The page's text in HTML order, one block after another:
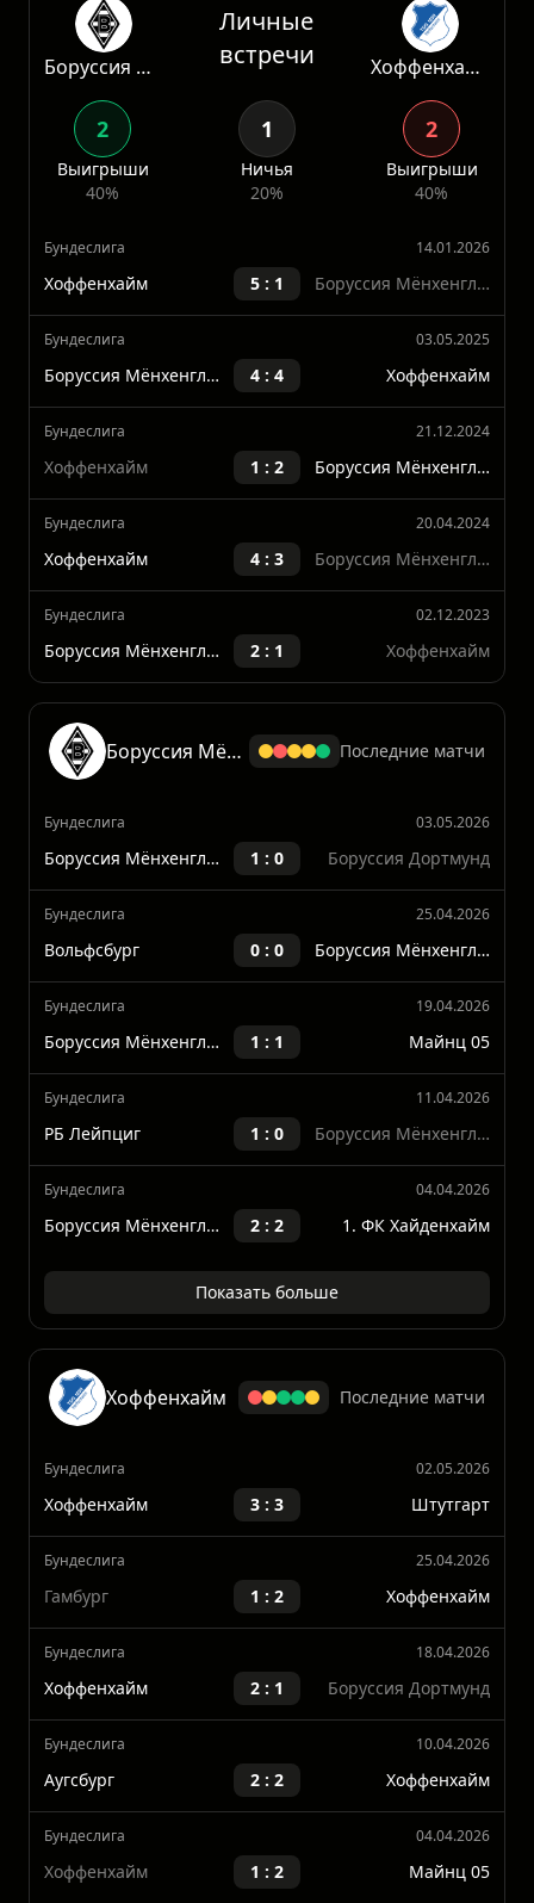
Статистика
Личные
встречи
Выигрыши
40%
20%
Выигрыши
40%
Бундеслига 14.01.2026
Хоффенхайм 5 : 1 Боруссия Мёнхенгладбах
Бундеслига 03.05.2025
4 : 4 Хоффенхайм
Бундеслига 21.12.2024
Хоффенхайм 1 : 2
Бундеслига 20.04.2024
Хоффенхайм 4 : 3 Боруссия Мёнхенгладбах
Бундеслига 02.12.2023
2 : 1
Боруссия Мёнхенгладбах
Бундеслига 03.05.2026
1 : 0 Боруссия Дортмунд
Бундеслига 25.04.2026
Вольфсбург 0 : 0 Боруссия Мёнхенгладбах
Бундеслига 19.04.2026
1 : 1 Майнц 05
Бундеслига 11.04.2026
РБ Лейпциг 1 : 0 Боруссия Мёнхенгладбах
Бундеслига 04.04.2026
Боруссия Мёнхенгладбах 2 : 2 1. ФК Хайденхайм
Показать больше
Бундеслига 02.05.2026
Хоффенхайм 3 : 3 Штутгарт
Бундеслига 25.04.2026
Гамбург 1 : 2 Хоффенхайм
Бундеслига 18.04.2026
Хоффенхайм 2 : 1 Боруссия Дортмунд
Бундеслига 10.04.2026
Аугсбург 2 : 2 Хоффенхайм